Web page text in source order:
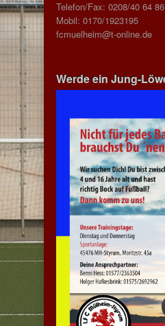
Telefon/Fax: 0208/40 64 86
Mobil: 0170/1923195
fcmuelheim@t-online.de
Werde ein Jung-